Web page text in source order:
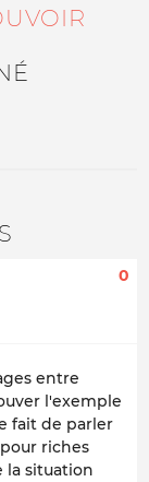
0
entre
l'exemple
fait de parler
riches
la situation